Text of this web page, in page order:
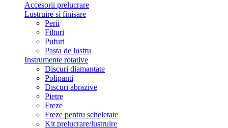
Accesorii prelucrare
Lustruire si finisare
Perii
Filturi
Pufuri
Pasta de lustru
Instrumente rotative
Discuri diamantate
Polipanti
Discuri abrazive
Pietre
Freze
Freze pentru scheletate
Kit prelucrare/lustruire